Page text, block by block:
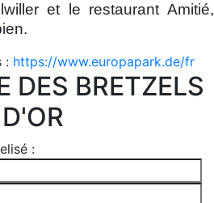
et le restaurant Amitié,
: https://www.europapark.de/fr
DES BRETZELS
D'OR
: